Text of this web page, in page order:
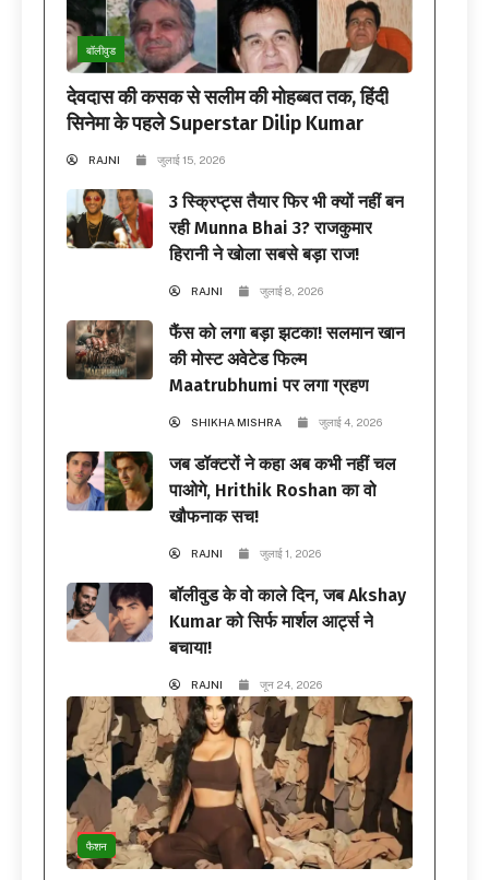
बॉलीवुड
देवदास की कसक से सलीम की मोहब्बत तक, हिंदी
सिनेमा के पहले Superstar Dilip Kumar
RAJNI जुलाई 15, 2026
3 स्क्रिप्ट्स तैयार फिर भी क्यों नहीं बन
रही Munna Bhai 3? राजकुमार
हिरानी ने खोला सबसे बड़ा राज!
RAJNI जुलाई 8, 2026
फैंस को लगा बड़ा झटका! सलमान खान
की मोस्ट अवेटेड फिल्म
Maatrubhumi पर लगा ग्रहण
SHIKHA MISHRA जुलाई 4, 2026
जब डॉक्टरों ने कहा अब कभी नहीं चल
पाओगे, Hrithik Roshan का वो
खौफनाक सच!
RAJNI जुलाई 1, 2026
बॉलीवुड के वो काले दिन, जब Akshay
Kumar को सिर्फ मार्शल आर्ट्स ने
बचाया!
RAJNI जून 24, 2026
फैशन